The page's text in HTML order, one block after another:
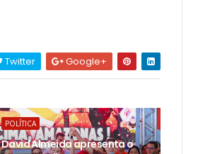
Twitter Google+
POLÍTICA
David Almeida apresenta o